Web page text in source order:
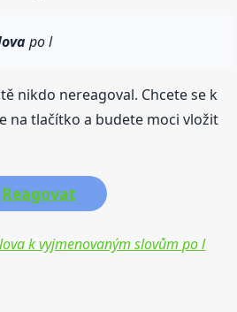
po l
nikdo nereagoval. Chcete se k
na tlačítko a budete moci vložit
Reagovat
k vyjmenovaným slovům po l